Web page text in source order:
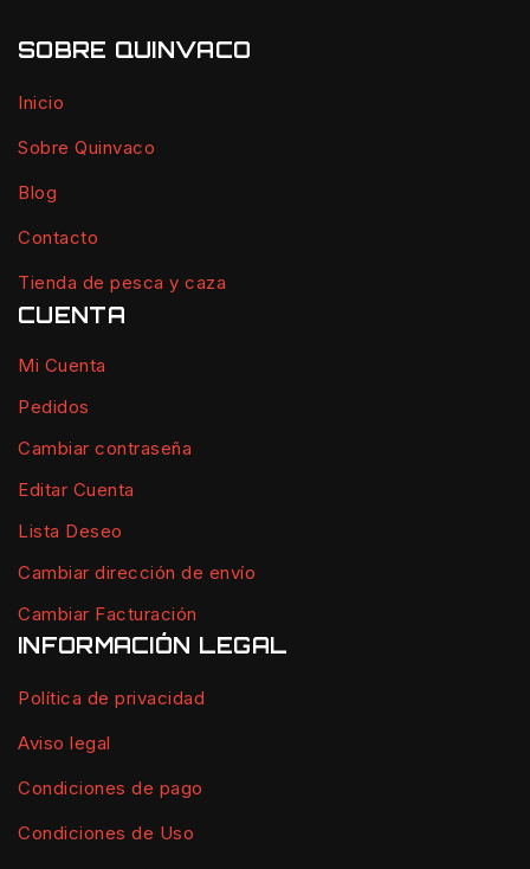
SOBRE QUINVACO
Inicio
Sobre Quinvaco
Blog
Contacto
Tienda de pesca y caza
CUENTA
Mi Cuenta
Pedidos
Cambiar contraseña
Editar Cuenta
Lista Deseo
Cambiar dirección de envío
Cambiar Facturación
INFORMACIÓN LEGAL
Política de privacidad
Aviso legal
Condiciones de pago
Condiciones de Uso